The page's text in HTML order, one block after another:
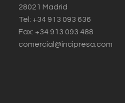
28021 Madrid
Tel: +34 913 093 636
Fax: +34 913 093 488
comercial@incipresa.com